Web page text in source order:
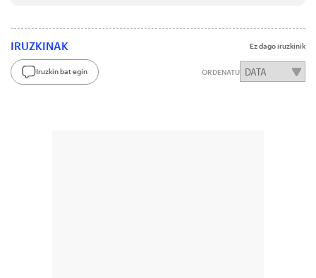
IRUZKINAK Ez dago iruzkinik
Iruzkin bat egin ORDENATU